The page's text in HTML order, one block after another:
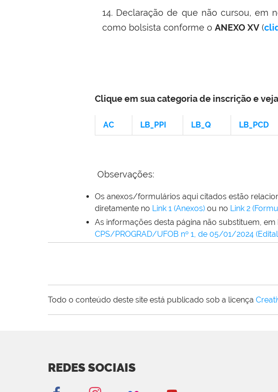
14. Declaração de que não cursou, em
como bolsista conforme o ANEXO XV (
Clique em sua categoria de inscrição e
AC LB_PPI LB_Q LB_PCD
Observações:
Os anexos/formulários aqui citados estão
diretamente no Link 1 (Anexos) ou no Link 2
As informações desta página não substituem,
CPS/PROGRAD/UFOB nº 1, de 05/01/2024
Todo o conteúdo deste site está publicado sob a licença
REDES SOCIAIS